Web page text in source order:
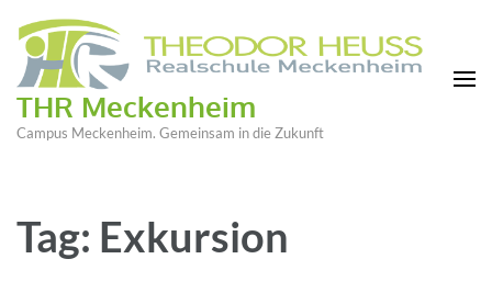
THR Meckenheim
Campus Meckenheim. Gemeinsam in die Zukunft
Tag: Exkursion